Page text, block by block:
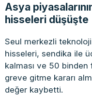
Asya
hisseleri düşüşte
Seul merkezli
hisseleri, sendika ile
kalması ve 50 binden
greve gitme kararı
değer kaybetti.